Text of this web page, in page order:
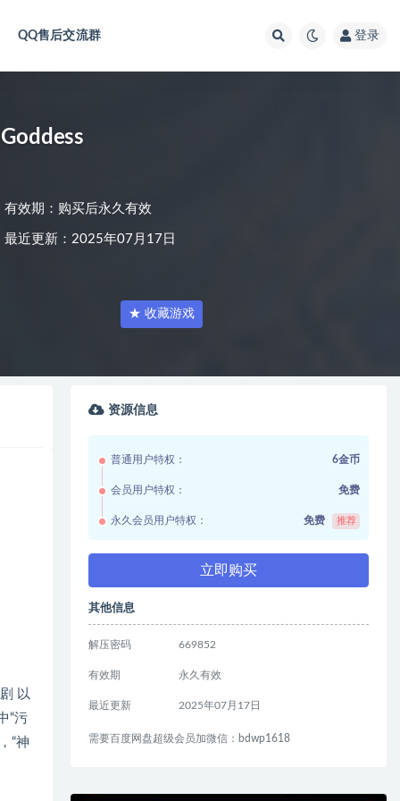
QQ售后交流群 登录
有效期：购买后永久有效
最近更新：2025年07月17日
★ 收藏游戏
以
“污
“神
资源信息
普通用户特权： 6金币
会员用户特权： 免费
永久会员用户特权： 免费 推荐
立即购买
其他信息
解压密码 669852
有效期 永久有效
最近更新 2025年07月17日
需要百度网盘超级会员加微信：bdwp1618